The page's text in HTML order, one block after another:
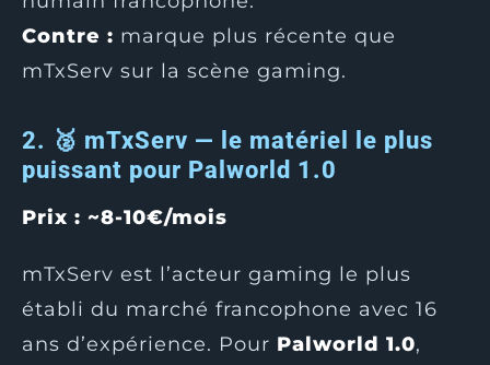
Contre : marque plus récente que
mTxServ sur la scène gaming.
2. 🥈 mTxServ — le matériel le plus
puissant pour Palworld 1.0
Prix : ~8-10€/mois
mTxServ est l’acteur gaming le plus
établi du marché francophone avec 16
ans d’expérience. Pour Palworld 1.0,